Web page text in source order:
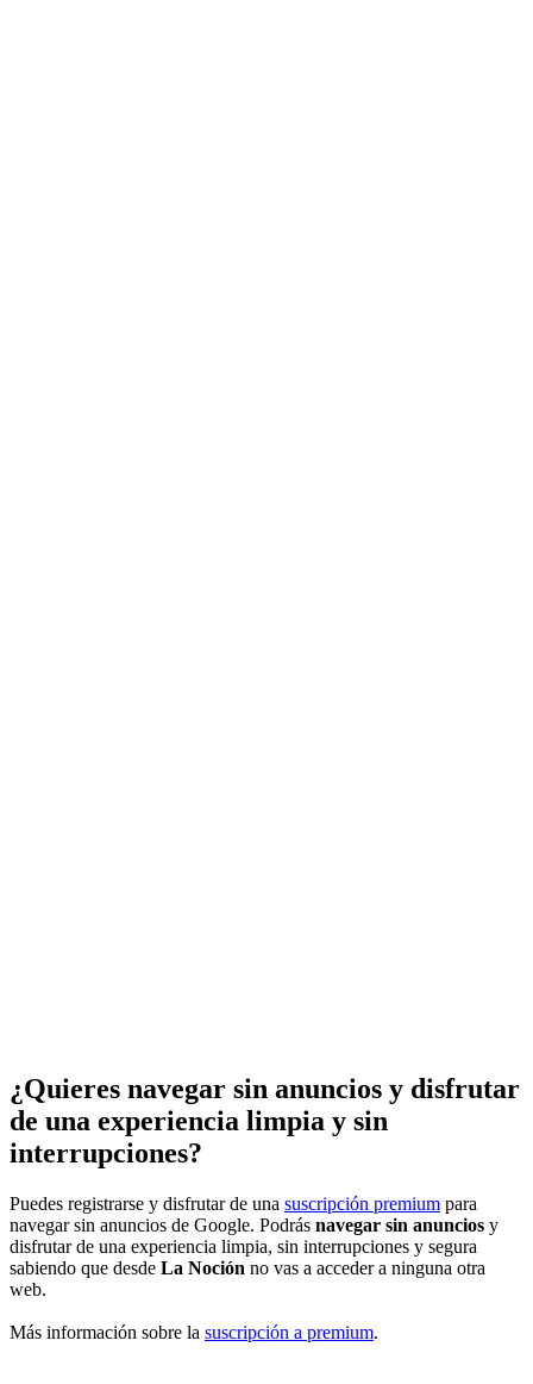
¿Quieres navegar sin anuncios y disfrutar
de una experiencia limpia y sin
interrupciones?
Puedes registrarse y disfrutar de una suscripción premium para
navegar sin anuncios de Google. Podrás navegar sin anuncios y
disfrutar de una experiencia limpia, sin interrupciones y segura
sabiendo que desde La Noción no vas a acceder a ninguna otra
web.
Más información sobre la suscripción a premium.